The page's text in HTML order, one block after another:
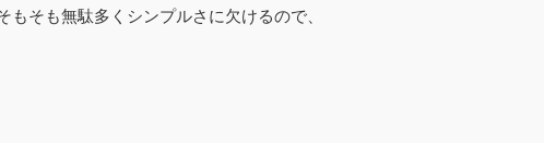
そも無駄多くシンプルさに欠けるので、